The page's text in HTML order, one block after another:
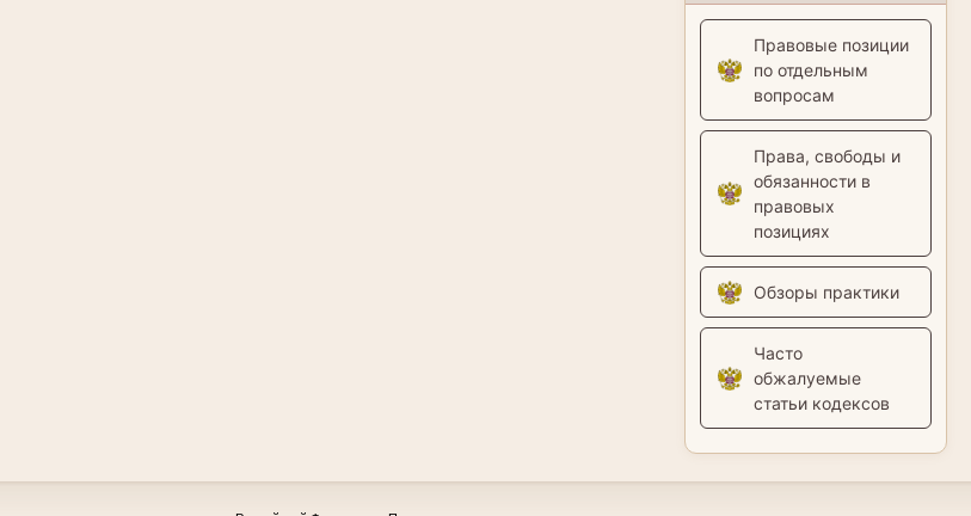
Правовые позиции
по отдельным
вопросам
Права, свободы и
обязанности в
правовых
позициях
Обзоры практики
Часто
обжалуемые
статьи кодексов